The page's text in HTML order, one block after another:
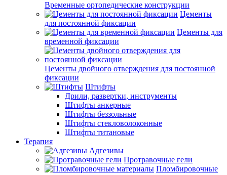
Временные ортопедические конструкции
Цементы
для постоянной фиксации
Цементы для
временной фиксации
Цементы двойного отверждения для постоянной
фиксации
Штифты
Дрили, развертки, инструменты
Штифты анкерные
Штифты беззольные
Штифты стекловолоконные
Штифты титановые
Терапия
Адгезивы
Протравочные гели
Пломбировочные